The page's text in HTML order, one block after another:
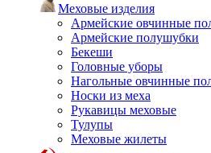
Меховые изделия
Армейские овчинные
Армейские полушубки
Бекеши
Головные уборы
Нагольные овчинные
Носки из меха
Рукавицы меховые
Тулупы
Меховые жилеты